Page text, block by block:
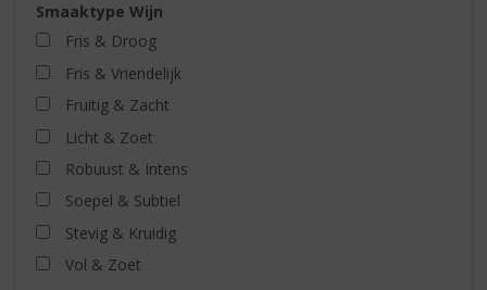
Smaaktype Wijn
Fris & Droog
Fris & Vriendelijk
Fruitig & Zacht
Licht & Zoet
Robuust & Intens
Soepel & Subtiel
Stevig & Kruidig
Vol & Zoet